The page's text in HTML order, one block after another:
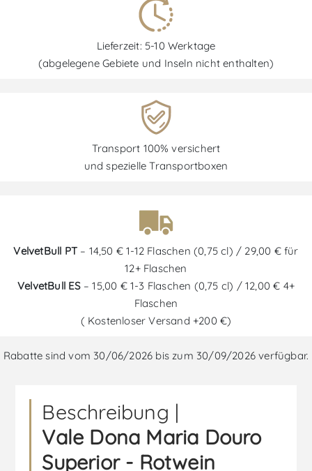
Lieferzeit: 5-10 Werktage
(abgelegene Gebiete und Inseln nicht enthalten)
Transport 100% versichert
und spezielle Transportboxen
VelvetBull PT – 14,50 € 1-12 Flaschen (0,75 cl) / 29,00 € für
12+ Flaschen
VelvetBull ES– 15,00 € 1-3 Flaschen (0,75 cl) / 12,00 € 4+
Flaschen
( Kostenloser Versand +200 €)
Rabatte sind vom 30/06/2026 bis zum 30/09/2026 verfügbar.
Beschreibung |
Vale Dona Maria Douro
Superior - Rotwein